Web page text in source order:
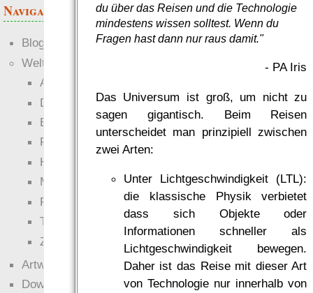
du über das Reisen und die Technologie
mindestens wissen solltest. Wenn du
Fragen hast dann nur raus damit."
- PA Iris
Das Universum ist groß, um nicht zu
sagen gigantisch. Beim Reisen
unterscheidet man prinzipiell zwischen
zwei Arten:
Unter Lichtgeschwindigkeit (LTL):
die klassische Physik verbietet
dass sich Objekte oder
Informationen schneller als
Lichtgeschwindigkeit bewegen.
Daher ist das Reise mit dieser Art
von Technologie nur innerhalb von
Navigation
Blogs
Welten
Ante Portas
Die neuen Lande
EWS-X
Freihändler
Hinter der Welt
Magie
RaumZeit
Technophob
Zettel-RPG
Artwork
Downloads